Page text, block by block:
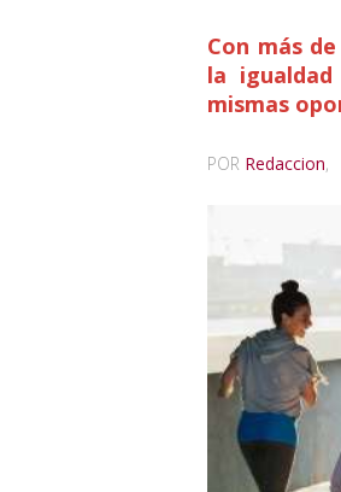
Con más
la
mismas
POR Redaccion,